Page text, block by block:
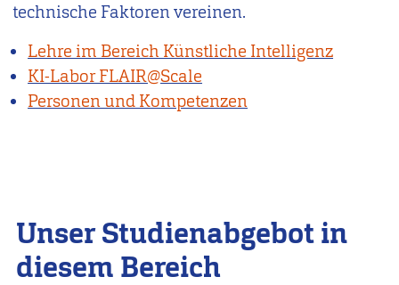
technische Faktoren vereinen.
Lehre im Bereich Künstliche Intelligenz
KI-Labor FLAIR@Scale
Personen und Kompetenzen
Unser Studienabgebot in
diesem Bereich